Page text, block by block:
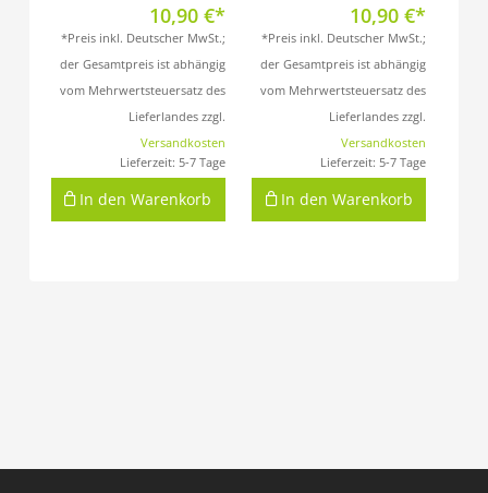
In den Warenkorb
10,90 €
*Preis inkl. Deutscher MwSt.;
der Gesamtpreis ist abhängig
vom Mehrwertsteuersatz des
Lieferlandes zzgl.
Versandkosten
Lieferzeit: 5-7 Tage
In den Warenkorb
10,90 €
*Preis inkl. Deutscher MwSt.;
der Gesamtpreis ist abhängig
vom Mehrwertsteuersatz des
Lieferlandes zzgl.
Versandkosten
Lieferzeit: 5-7 Tage